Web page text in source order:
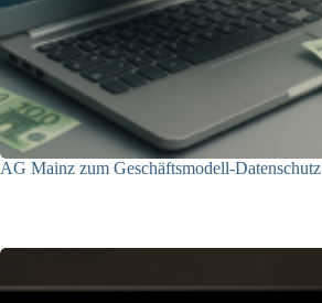
AG Mainz zum Geschäftsmodell-Datenschutz